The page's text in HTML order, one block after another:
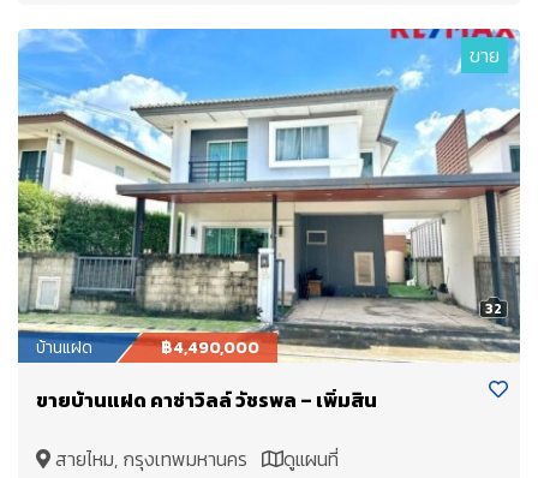
32
ขาย
บ้านแฝด ฿4,490,000
ขายบ้านแฝด คาซ่าวิลล์ วัชรพล – เพิ่มสิน
สายไหม, กรุงเทพมหานคร ดูแผนที่